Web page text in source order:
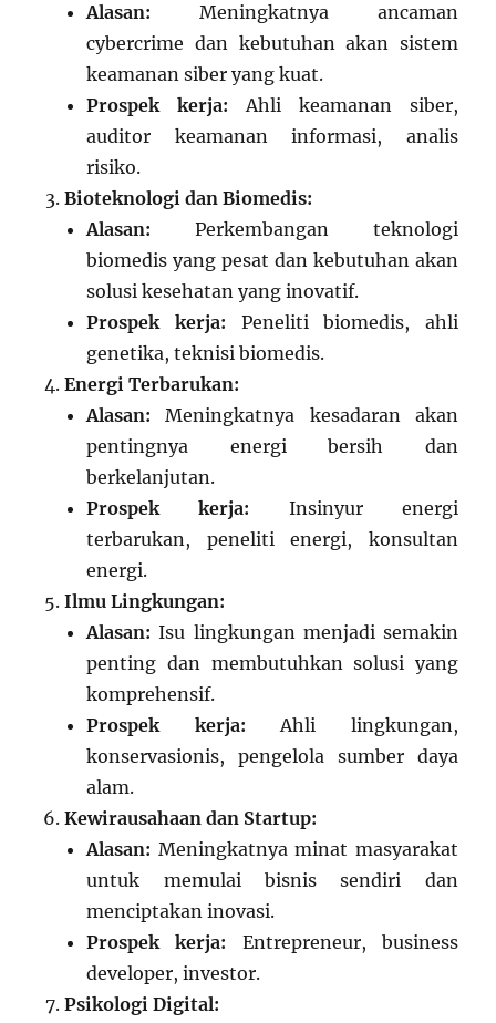
Alasan: Meningkatnya ancaman
cybercrime dan kebutuhan akan sistem
keamanan siber yang kuat.
Prospek kerja: Ahli keamanan siber,
auditor keamanan informasi, analis
risiko.
Bioteknologi dan Biomedis:
Alasan: Perkembangan teknologi
biomedis yang pesat dan kebutuhan akan
solusi kesehatan yang inovatif.
Prospek kerja: Peneliti biomedis, ahli
genetika, teknisi biomedis.
Energi Terbarukan:
Alasan: Meningkatnya kesadaran akan
pentingnya energi bersih dan
berkelanjutan.
Prospek kerja: Insinyur energi
terbarukan, peneliti energi, konsultan
energi.
Ilmu Lingkungan:
Alasan: Isu lingkungan menjadi semakin
penting dan membutuhkan solusi yang
komprehensif.
Prospek kerja: Ahli lingkungan,
konservasionis, pengelola sumber daya
alam.
Kewirausahaan dan Startup:
Alasan: Meningkatnya minat masyarakat
untuk memulai bisnis sendiri dan
menciptakan inovasi.
Prospek kerja: Entrepreneur, business
developer, investor.
Psikologi Digital: